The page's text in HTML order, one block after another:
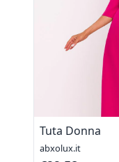
Tuta Donna
abxolux.it